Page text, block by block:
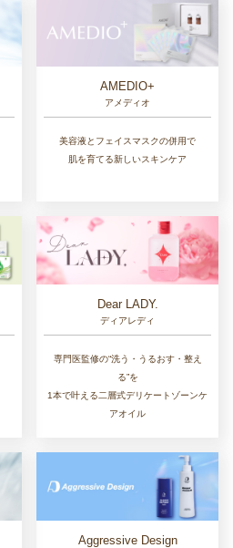
AMEDIO+
アメディオ
美容液とフェイスマスクの併用で
肌を育てる新しいスキンケア
Dear LADY.
ディアレディ
専門医監修の“洗う・うるおす・整え
る”を
1本で叶える二層式デリケートゾーンケ
アオイル
Aggressive Design